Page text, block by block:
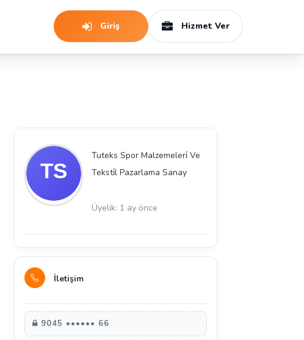
Giriş Hizmet Ver
Tuteks Spor Malzemeleri̇ Ve
Teksti̇l Pazarlama Sanay
Üyelik: 1 ay önce
İletişim
9045 •••••• 66